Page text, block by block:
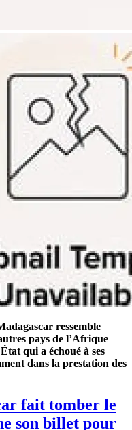
ressemble
pays de l’Afrique
qui a échoué à ses
dans la prestation des
fait tomber le
son billet pour